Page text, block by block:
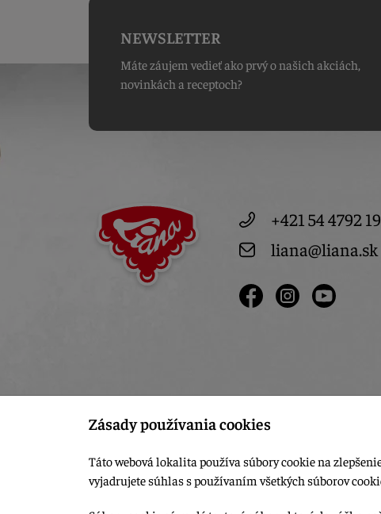
NEWSLETTER
Máte záujem vedieť ako prvý o našich akciách,
novinkách a receptoch?
+421 54 4792
liana@liana.sk
Zásady používania cookies
Táto webová lokalita používa súbory cookie na
vyjadrujete súhlas s používaním všetkých súborov